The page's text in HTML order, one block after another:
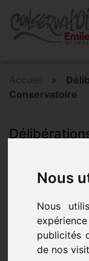
Nous
Nous
publicités
de nos
Accueil »
Conservatoire
Retrouvez les